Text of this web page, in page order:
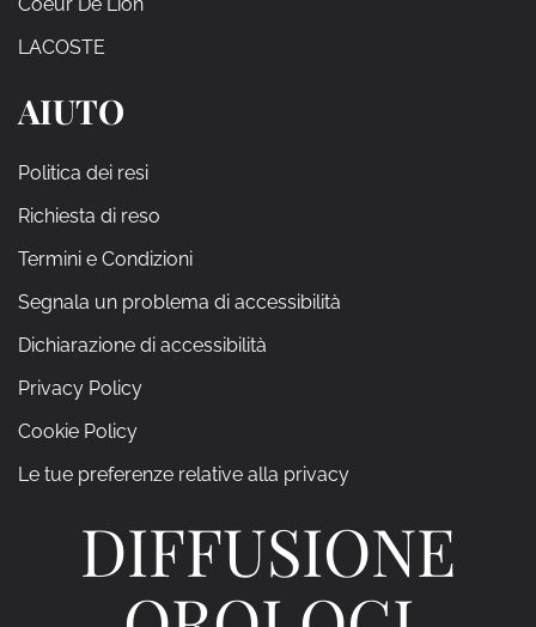
LACOSTE
AIUTO
Politica dei resi
Richiesta di reso
Termini e Condizioni
Segnala un problema di accessibilità
Dichiarazione di accessibilità
Privacy Policy
Cookie Policy
Le tue preferenze relative alla privacy
DIFFUSIONE